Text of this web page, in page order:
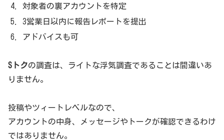
・過激な投稿も結構ありますね（12%）
・一人でたくさんのアカウントがあるんですね（21％）
・もっと詳しい事を知りたい（5％）
ービスとSNSリテラシー教育
2020年はコロナ禍によって生活様式も変わり、新たな世の
対象者の裏アカウントを特定
3営業日以内に報告レポートを提出
アドバイスも可
Sトクの調査は、ライトな浮気調査であることは間違いあ
りません。
投稿やツィートレベルなので、
アカウントの中身、メッセージやトークが確認できるわけ
ではありません。